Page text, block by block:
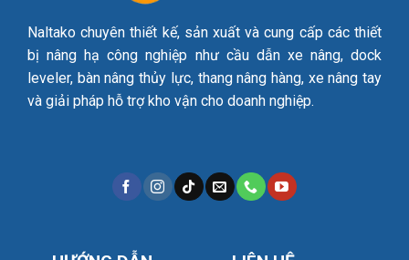
Naltako chuyên thiết kế, sản xuất và cung cấp các thiết
bị nâng hạ công nghiệp như cầu dẫn xe nâng, dock
leveler, bàn nâng thủy lực, thang nâng hàng, xe nâng tay
và giải pháp hỗ trợ kho vận cho doanh nghiệp.